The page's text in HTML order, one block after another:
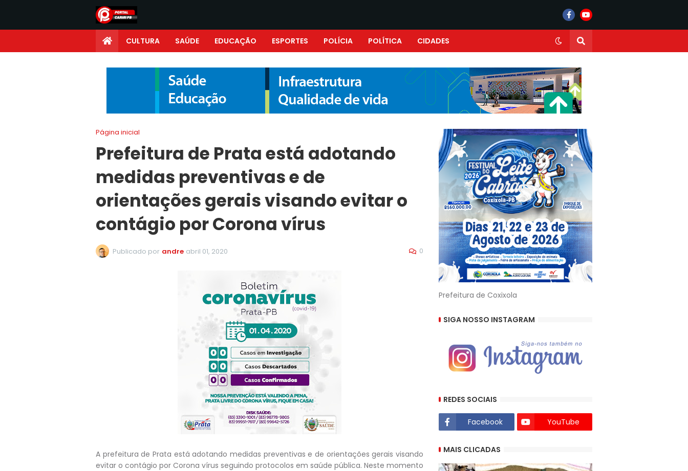
CULTURA SAÚDE EDUCAÇÃO ESPORTES POLÍCIA POLÍTICA CIDADES
Página inicial
Prefeitura de Prata está adotando
medidas preventivas e de
orientações gerais visando evitar o
contágio por Corona vírus
Publicado por andre abril 01, 2020 0
A prefeitura de Prata está adotando medidas preventivas e de orientações gerais visando
evitar o contágio por Corona vírus seguindo protocolos em saúde pública. Neste momento
Prefeitura de Coxixola
SIGA NOSSO INSTAGRAM
REDES SOCIAIS
Facebook YouTube
MAIS CLICADAS